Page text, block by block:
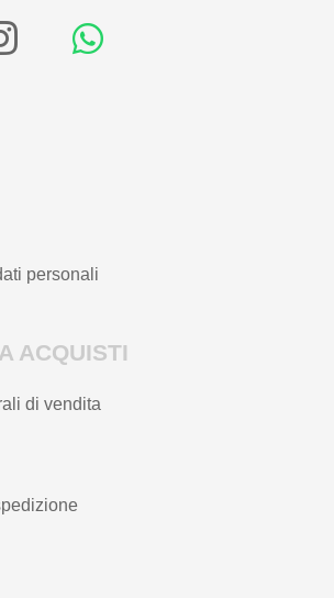
personali
ACQUISTI
di vendita